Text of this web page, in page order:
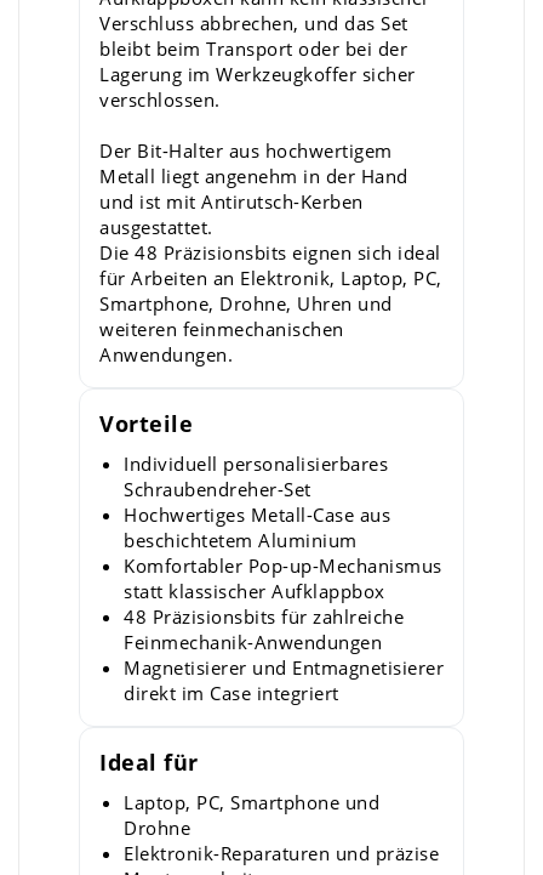
Verschluss abbrechen, und das Set
bleibt beim Transport oder bei der
Lagerung im Werkzeugkoffer sicher
verschlossen.
Der Bit-Halter aus hochwertigem
Metall liegt angenehm in der Hand
und ist mit Antirutsch-Kerben
ausgestattet.
Die 48 Präzisionsbits eignen sich ideal
für Arbeiten an Elektronik, Laptop, PC,
Smartphone, Drohne, Uhren und
weiteren feinmechanischen
Anwendungen.
Vorteile
Individuell personalisierbares
Schraubendreher-Set
Hochwertiges Metall-Case aus
beschichtetem Aluminium
Komfortabler Pop-up-Mechanismus
statt klassischer Aufklappbox
48 Präzisionsbits für zahlreiche
Feinmechanik-Anwendungen
Magnetisierer und Entmagnetisierer
direkt im Case integriert
Ideal für
Laptop, PC, Smartphone und
Drohne
Elektronik-Reparaturen und präzise